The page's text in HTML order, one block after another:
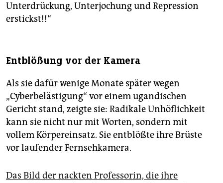
Unterdrückung, Unterjochung und Repression
erstickst!!“
Entblößung vor der Kamera
Als sie dafür wenige Monate später wegen
„Cyberbelästigung“ vor einem ugandischen
Gericht stand, zeigte sie: Radikale Unhöflichkeit
kann sie nicht nur mit Worten, sondern mit
vollem Körpereinsatz. Sie entblößte ihre Brüste
vor laufender Fernsehkamera.
Das Bild der nackten Professorin, die ihre